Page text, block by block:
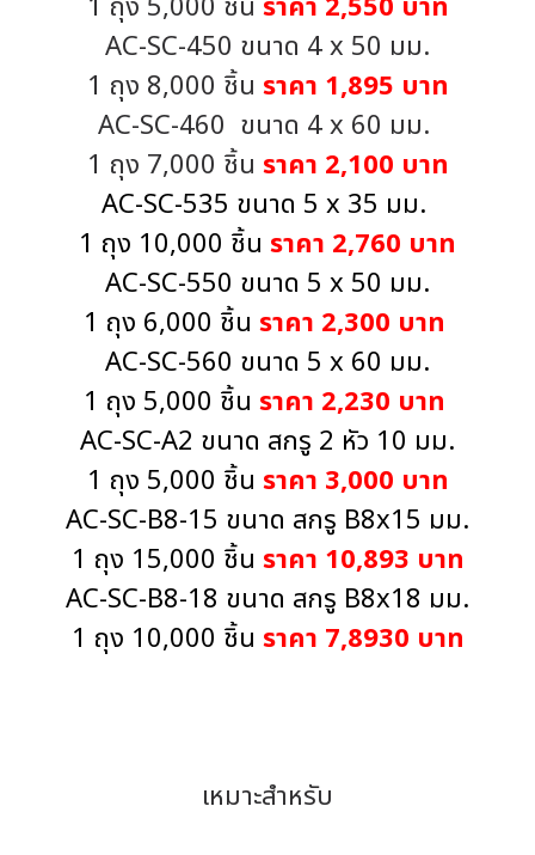
AC-SC-450 ขนาด 4 x 50 มม.
1 ถุง 8,000 ชิ้น ราคา 1,895 บาท
AC-SC-460 ขนาด 4 x 60 มม.
1 ถุง 7,000 ชิ้น ราคา 2,100 บาท
AC-SC-535 ขนาด 5 x 35 มม.
1 ถุง 10,000 ชิ้น ราคา 2,760 บาท
AC-SC-550 ขนาด 5 x 50 มม.
1 ถุง 6,000 ชิ้น ราคา 2,300 บาท
AC-SC-560 ขนาด 5 x 60 มม.
1 ถุง 5,000 ชิ้น ราคา 2,230 บาท
AC-SC-A2 ขนาด สกรู 2 หัว 10 มม.
1 ถุง 5,000 ชิ้น ราคา 3,000 บาท
AC-SC-B8-15 ขนาด สกรู B8x15 มม.
1 ถุง 15,000 ชิ้น ราคา 10,893 บาท
AC-SC-B8-18 ขนาด สกรู B8x18 มม.
1 ถุง 10,000 ชิ้น ราคา 7,8930 บาท
เหมาะสำหรับ